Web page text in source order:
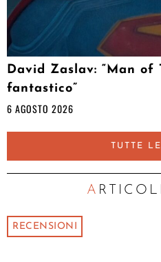
David Zaslav: “Man of
fantastico”
6 AGOSTO 2026
TUTTE
RECENSIONI